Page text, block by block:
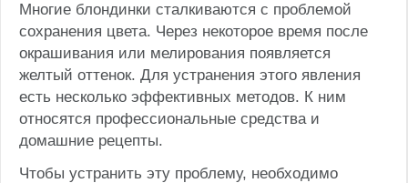
Многие блондинки сталкиваются с проблемой
сохранения цвета. Через некоторое время после
окрашивания или мелирования появляется
желтый оттенок. Для устранения этого явления
есть несколько эффективных методов. К ним
относятся профессиональные средства и
домашние рецепты.
Чтобы устранить эту проблему, необходимо